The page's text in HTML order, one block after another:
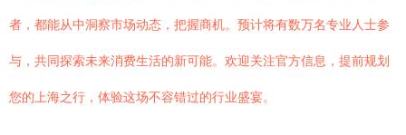
者，都能从中洞察市场动态，把握商机。预计将有数万名专业人士参
与，共同探索未来消费生活的新可能。欢迎关注官方信息，提前规划
您的上海之行，体验这场不容错过的行业盛宴。